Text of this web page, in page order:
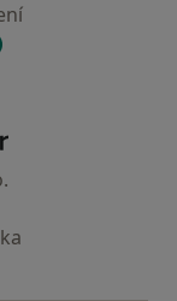
stránka